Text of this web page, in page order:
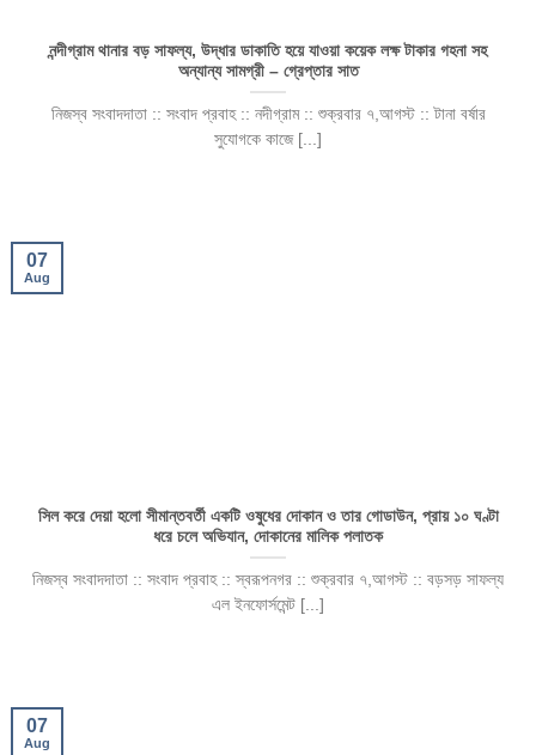
নন্দীগ্রাম থানার বড় সাফল্য, উদ্ধার ডাকাতি হয়ে যাওয়া কয়েক লক্ষ টাকার গহনা সহ
অন্যান্য সামগ্রী – গ্রেপ্তার সাত
নিজস্ব সংবাদদাতা :: সংবাদ প্রবাহ :: নদীগ্রাম :: শুক্রবার ৭,আগস্ট :: টানা বর্ষার
সুযোগকে কাজে [...]
সিল করে দেয়া হলো সীমান্তবর্তী একটি ওষুধের দোকান ও তার গোডাউন, প্রায় ১০ ঘণ্টা
ধরে চলে অভিযান, দোকানের মালিক পলাতক
নিজস্ব সংবাদদাতা :: সংবাদ প্রবাহ :: স্বরূপনগর :: শুক্রবার ৭,আগস্ট :: বড়সড় সাফল্য
এল ইনফোর্সমেন্ট [...]
07
Aug
07
Aug